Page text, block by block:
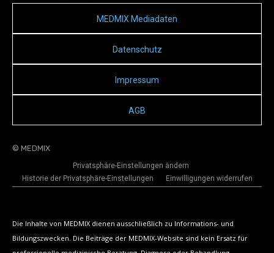
MEDMIX Mediadaten
Datenschutz
Impressum
AGB
© MEDMIX
Privatsphäre-Einstellungen ändern
Historie der Privatsphäre-Einstellungen
Einwilligungen widerrufen
Die Inhalte von MEDMIX dienen ausschließlich zu Informations- und
Bildungszwecken. Die Beiträge der MEDMIX-Website sind kein Ersatz für